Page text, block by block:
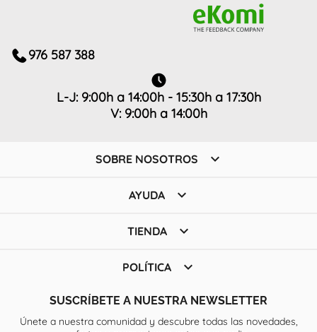
976 587 388
L-J: 9:00h a 14:00h - 15:30h a 17:30h
V: 9:00h a 14:00h
SOBRE NOSOTROS 
AYUDA 
TIENDA 
POLÍTICA 
SUSCRÍBETE A NUESTRA NEWSLETTER
Únete a nuestra comunidad y descubre todas las novedades,